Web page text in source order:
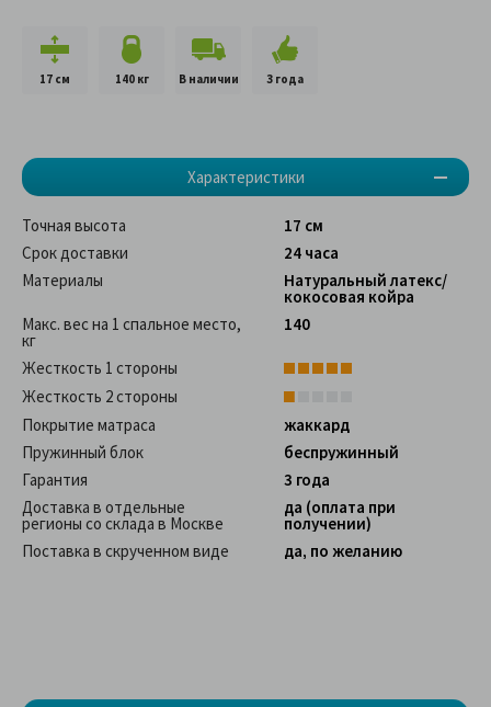
17 см 140 кг В наличии 3 года
Характеристики
Точная высота
17 см
Срок доставки
24 часа
Материалы
Натуральный латекс/
кокосовая койра
Макс. вес на 1 спальное место,
кг
140
Жесткость 1 стороны
Жесткость 2 стороны
Покрытие матраса
жаккард
Пружинный блок
беспружинный
Гарантия
3 года
Доставка в отдельные
регионы со склада в Москве
да (оплата при
получении)
Поставка в скрученном виде
да, по желанию